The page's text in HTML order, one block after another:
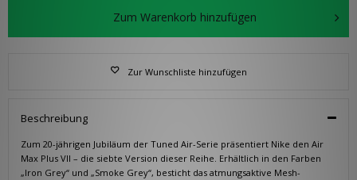
Zum Warenkorb hinzufügen
Zur Wunschliste hinzufügen
Beschreibung
Zum 20-jährigen Jubiläum der Tuned Air-Serie präsentiert Nike den Air
Max Plus VII – die siebte Version dieser Reihe. Erhältlich in den Farben
„Iron Grey“ und „Smoke Grey“, besticht das atmungsaktive Mesh-